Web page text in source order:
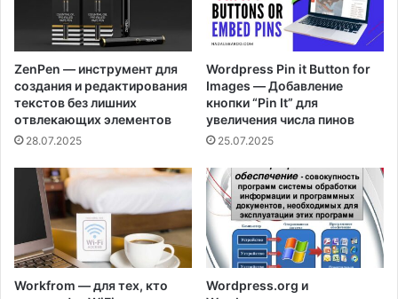
ZenPen — инструмент для
создания и редактирования
текстов без лишних
отвлекающих элементов
28.07.2025
Wordpress Pin it Button for
Images — Добавление
кнопки “Pin It” для
увеличения числа пинов
25.07.2025
Workfrom — для тех, кто
Wordpress.org и